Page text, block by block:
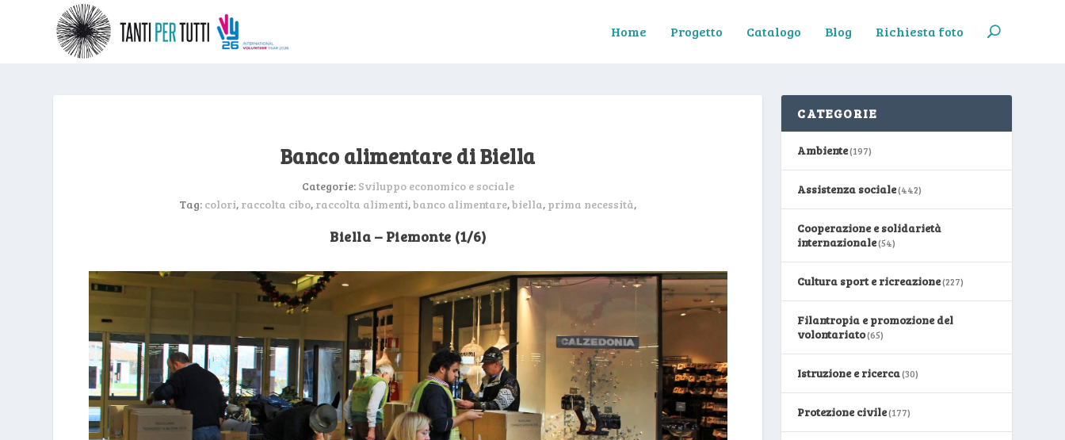
Home Progetto Catalogo Blog Richiesta foto
Banco alimentare di Biella
Categorie: Sviluppo economico e sociale
Tag: colori, raccolta cibo, raccolta alimenti,banco alimentare,biella, prima necessità,
Biella – Piemonte (1/6)
CATEGORIE
Ambiente(197)
Assistenza sociale(442)
Cooperazione e solidarietà
internazionale(54)
Cultura sport e ricreazione(227)
Filantropia e promozione del
volontariato(65)
Istruzione e ricerca(30)
Protezione civile(177)